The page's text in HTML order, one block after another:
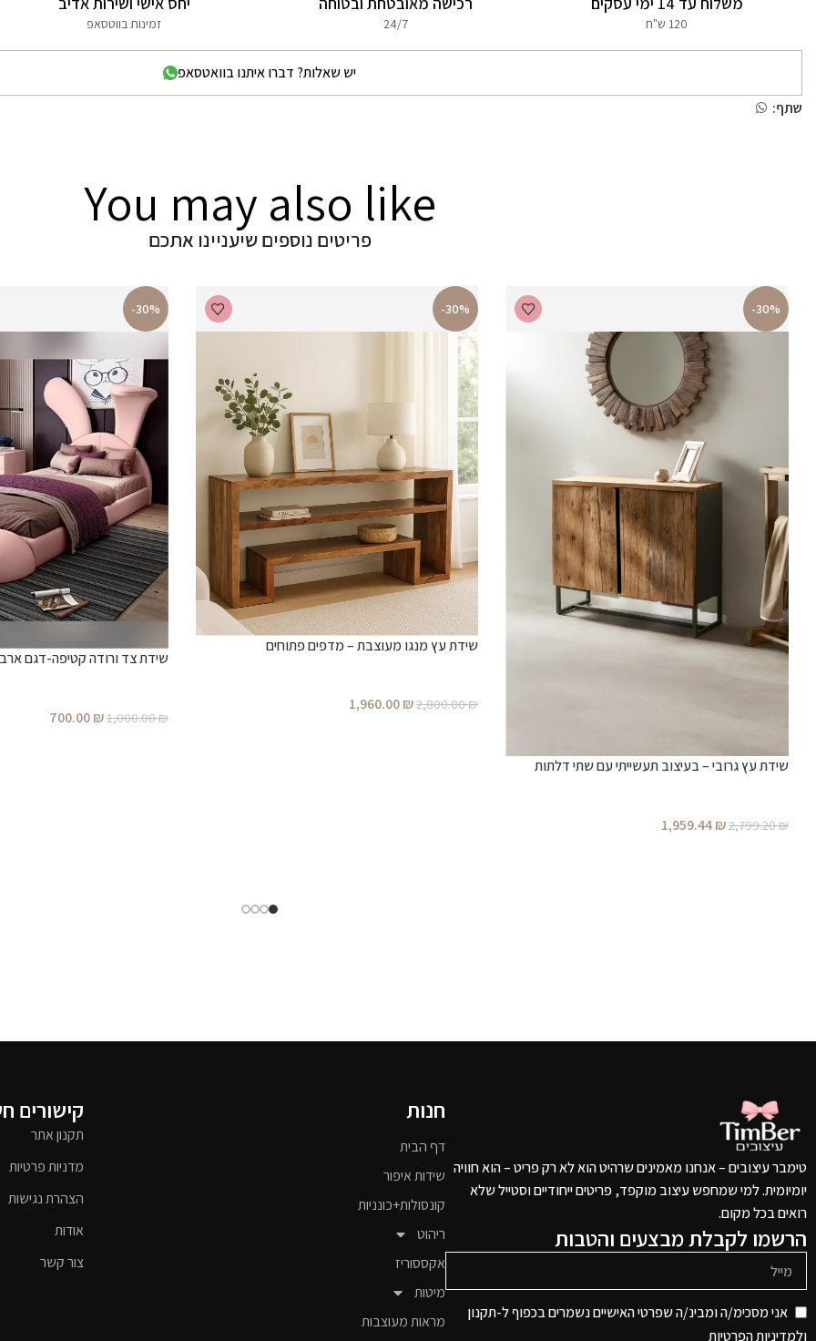
120 ש"ח 24/7 זמינות בווטסאפ
יש שאלות? דברו איתנו בוואטסאפ
שתף:
You may also like
פריטים נוספים שיעניינו אתכם
-30%
שידת עץ גרובי – בעיצוב תעשייתי עם שתי דלתות
2,799.20₪
1,959.44₪
-30%
שידת עץ מנגו מעוצבת – מדפים פתוחים
2,800.00₪
1,960.00₪
-30%
שידת צד ורודה קטיפה-דגם
1,000.00₪
700.00₪
טימבר עיצובים – אנחנו מאמינים שרהיט הוא לא רק פריט – הוא חוויה
יומיומית. למי שמחפש עיצוב מוקפד, פריטים ייחודיים וסטייל שלא
רואים בכל מקום.
הרשמו לקבלת מבצעים והטבות
אני מסכימ/ה ומבינ/ה שפרטי האישיים נשמרים בכפוף ל-תקנון
ולמדיניות הפרטיות
חנות
דף הבית
שידות איפור
קונסולות+כונניות
ריהוט
אקססוריז
מיטות
מראות מעוצבות
קישורים
תקנון אתר
מדניות פרטיות
הצהרת נגישות
אודות
צור קשר